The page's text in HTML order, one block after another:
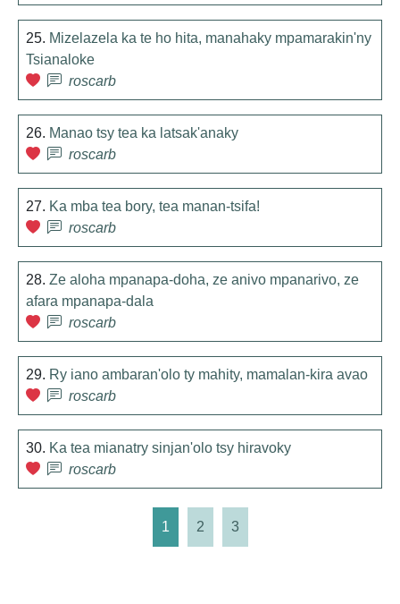
25. Mizelazela ka te ho hita, manahaky mpamarakin'ny
Tsianaloke
roscarb
26. Manao tsy tea ka latsak'anaky
roscarb
27. Ka mba tea bory, tea manan-tsifa!
roscarb
28. Ze aloha mpanapa-doha, ze anivo mpanarivo, ze
afara mpanapa-dala
roscarb
29. Ry iano ambaran'olo ty mahity, mamalan-kira avao
roscarb
30. Ka tea mianatry sinjan'olo tsy hiravoky
roscarb
1 2 3